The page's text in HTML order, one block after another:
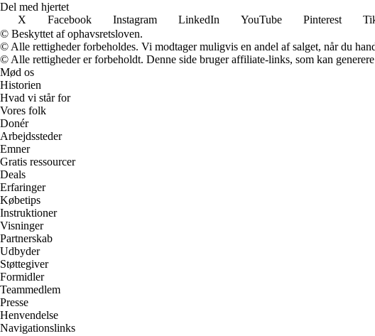
Del med hjertet
X
Facebook Instagram LinkedIn YouTube Pinterest
© Beskyttet af ophavsretsloven.
© Alle rettigheder forbeholdes. Vi modtager muligvis en andel af salget, når du
© Alle rettigheder er forbeholdt. Denne side bruger affiliate-links, som kan
Mød os
Historien
Hvad vi står for
Vores folk
Donér
Arbejdssteder
Emner
Gratis ressourcer
Deals
Erfaringer
Købetips
Instruktioner
Visninger
Partnerskab
Udbyder
Støttegiver
Formidler
Teammedlem
Presse
Henvendelse
Navigationslinks